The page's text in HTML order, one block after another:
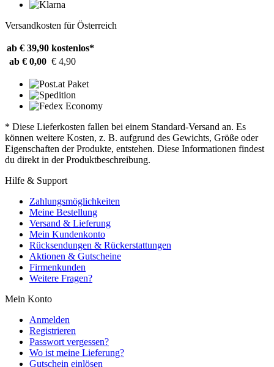
Versandkosten für Österreich
ab € 39,90 kostenlos*
ab € 0,00 € 4,90
* Diese Lieferkosten fallen bei einem Standard-Versand an. Es
können weitere Kosten, z. B. aufgrund des Gewichts, Größe oder
Eigenschaften der Produkte, entstehen. Diese Informationen findest
du direkt in der Produktbeschreibung.
Hilfe & Support
Zahlungsmöglichkeiten
Meine Bestellung
Versand & Lieferung
Mein Kundenkonto
Rücksendungen & Rückerstattungen
Aktionen & Gutscheine
Firmenkunden
Weitere Fragen?
Mein Konto
Anmelden
Registrieren
Passwort vergessen?
Wo ist meine Lieferung?
Gutschein einlösen